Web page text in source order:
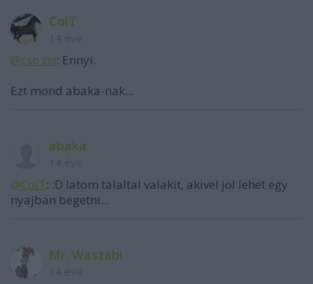
ColT
@cso zsi: Ennyi.
Ezt mond abaka-nak...
abaka
@ColT: :D latom talaltal valakit, akivel jol lehet egy
nyajban begetni...
Mr. Waszabi